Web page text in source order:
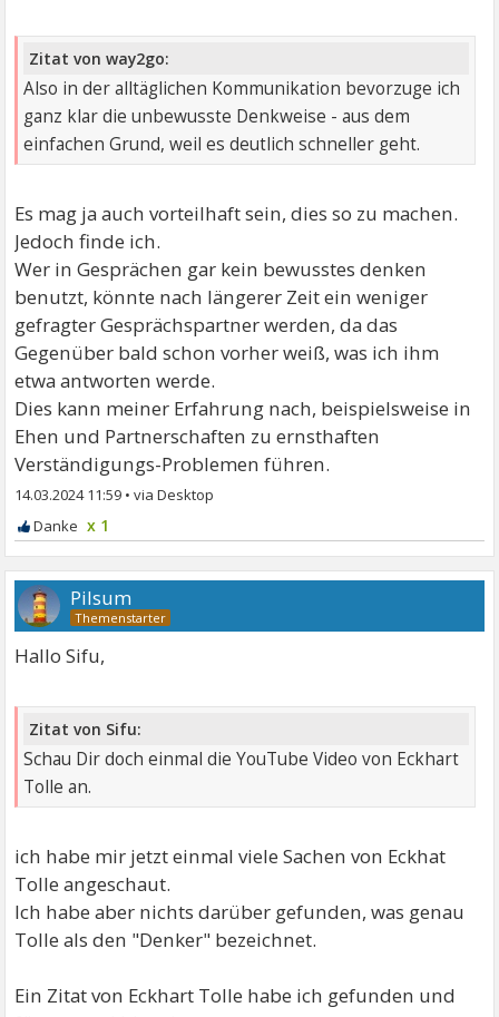
Zitat von way2go:
Also in der alltäglichen Kommunikation bevorzuge ich
ganz klar die unbewusste Denkweise - aus dem
einfachen Grund, weil es deutlich schneller geht.
Es mag ja auch vorteilhaft sein, dies so zu machen.
Jedoch finde ich.
Wer in Gesprächen gar kein bewusstes denken
benutzt, könnte nach längerer Zeit ein weniger
gefragter Gesprächspartner werden, da das
Gegenüber bald schon vorher weiß, was ich ihm
etwa antworten werde.
Dies kann meiner Erfahrung nach, beispielsweise in
Ehen und Partnerschaften zu ernsthaften
Verständigungs-Problemen führen.
14.03.2024 11:59 •
x 1
Pilsum
Hallo Sifu,
Zitat von Sifu:
Schau Dir doch einmal die YouTube Video von Eckhart
Tolle an.
ich habe mir jetzt einmal viele Sachen von Eckhat
Tolle angeschaut.
Ich habe aber nichts darüber gefunden, was genau
Tolle als den "Denker" bezeichnet.
Ein Zitat von Eckhart Tolle habe ich gefunden und